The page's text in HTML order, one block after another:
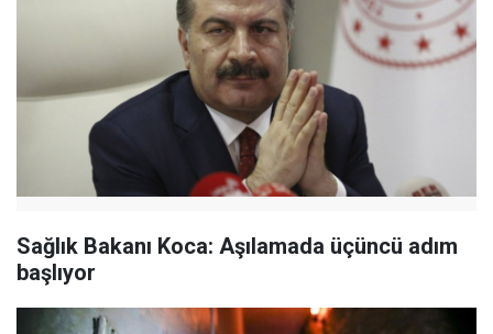
Sağlık Bakanı Koca: Aşılamada üçüncü adım
başlıyor